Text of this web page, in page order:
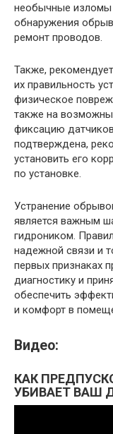
необычные изломы
обнаружения
ремонт проводов.
Также,
их правильность
физическое
также на
фиксацию
подтверждена,
установить его
по установке.
Устранение
является важным
гидроником.
надежной связи и
первых признаках
диагностику и
обеспечить
и комфорт в
Видео:
КАК
УБИВАЕТ ВАШ